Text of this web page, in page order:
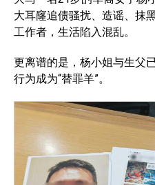
大耳窿追债骚扰、造谣、抹
工作者，生活陷入混乱。
更离谱的是，杨小姐与生父
行为成为“替罪羊”。